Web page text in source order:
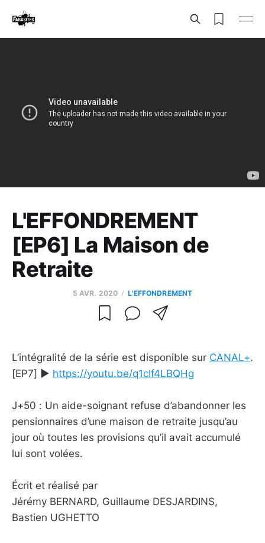
L'EFFONDREMENT
[EP6] La Maison de
Retraite
5 AVR. 2020 L'EFFONDREMENT
L’intégralité de la série est disponible sur CANAL+.
[EP7] ► https://youtu.be/q1cIf4LBQHg
J+50 : Un aide-soignant refuse d’abandonner les
pensionnaires d’une maison de retraite jusqu’au
jour où toutes les provisions qu’il avait accumulé
lui sont volées.
Écrit et réalisé par
Jérémy BERNARD, Guillaume DESJARDINS,
Bastien UGHETTO